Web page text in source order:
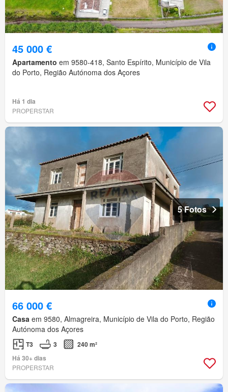
45 000 €
Apartamento em 9580-418, Santo Espírito, Município de Vila
do Porto, Região Autónoma dos Açores
Há 1 dia
PROPERSTAR
5 Fotos
66 000 €
Casa em 9580, Almagreira, Município de Vila do Porto, Região
Autónoma dos Açores
T3 3
240 m²
Há 30+ dias
PROPERSTAR